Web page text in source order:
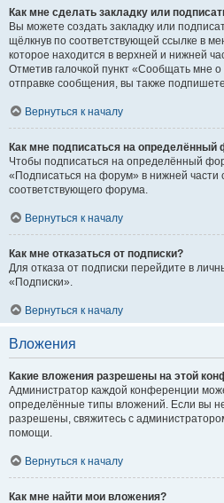
Как мне сделать закладку или
Вы можете создать закладку или
щёлкнув по соответствующей ссылке в
которое находится в верхней и нижней
Отметив галочкой пункт «Сообщать мне
отправке сообщения, вы также
Вернуться к началу
Как мне подписаться на определённый
Чтобы подписаться на определённый
«Подписаться на форум» в нижней части
соответствующего форума.
Вернуться к началу
Как мне отказаться от подписки?
Для отказа от подписки перейдите в
«Подписки».
Вернуться к началу
Вложения
Какие вложения разрешены на этой
Администратор каждой конференции
определённые типы вложений. Если вы
разрешены, свяжитесь с
помощи.
Вернуться к началу
Как мне найти мои вложения?